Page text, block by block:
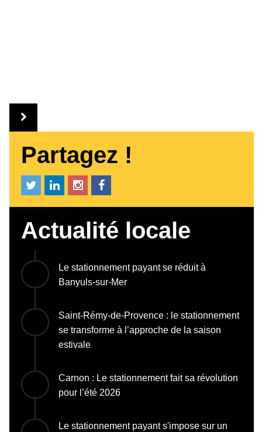
Partagez !
Actualité locale
Le stationnement payant se réduit à
Banyuls-sur-Mer
Saint-Rémy-de-Provence : le stationnement
se transforme à l’approche de la saison
estivale
Carnon : Le stationnement fait sa révolution
pour l’été 2026
Le stationnement payant s'impose sur un